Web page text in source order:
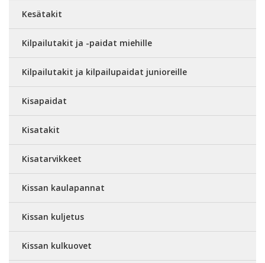
Kesätakit
Kilpailutakit ja -paidat miehille
Kilpailutakit ja kilpailupaidat junioreille
Kisapaidat
Kisatakit
Kisatarvikkeet
Kissan kaulapannat
Kissan kuljetus
Kissan kulkuovet